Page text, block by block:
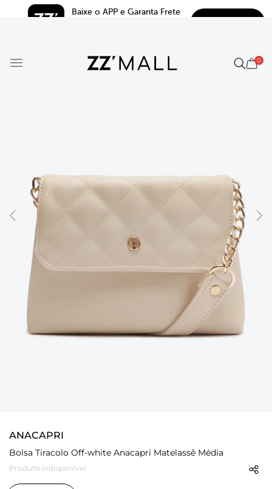
Baixe o APP e Garanta Frete
0
ANACAPRI
Bolsa Tiracolo Off-white Anacapri Matelassê Média
Produto indisponível